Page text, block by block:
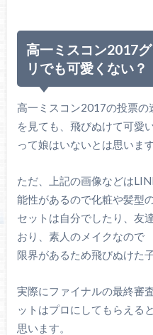
高一ミスコン2017
リでも可愛くない？
高一ミスコン2017の投票の
を見ても、飛びぬけて可愛
って娘はいないとは思います
ただ、上記の画像などは
能性があるので化粧や髪型
セットは自分でしたり、友
おり、素人のメイクなので
限界があるため飛びぬけた
実際にファイナルの最終審
ットはプロにしてもらえると
思います。